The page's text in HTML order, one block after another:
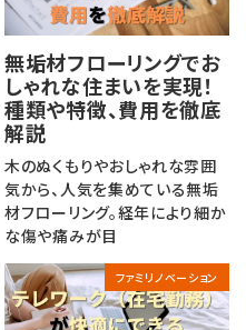
無垢材フローリングでお
しゃれな住まいを実現！
種類や特徴、費用を徹底
解説
木のぬくもりやおしゃれな雰囲
気から、人気を集めている無垢
材フローリング。経年により細か
な傷や痛みが目
ファミリノベーション